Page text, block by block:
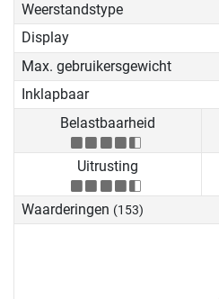
vind je
best
Weerstandstype
Display
Max. gebruikersgewicht
Inklapbaar
Belastbaarheid
Uitrusting
Waarderingen (153)